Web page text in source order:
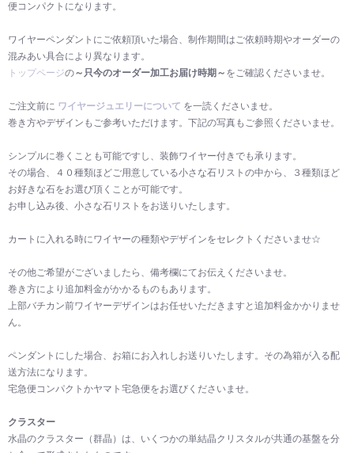
便コンパクトになります。
ワイヤーペンダントにご依頼頂いた場合、制作期間はご依頼時期やオーダーの
混みあい具合により異なります。
トップページの～只今のオーダー加工お届け時期～ をご確認くださいませ。
ご注文前に ワイヤージュエリーについて を一読くださいませ。
巻き方やデザインもご参考いただけます。下記の写真もご参照くださいませ。
シンプルに巻くことも可能ですし、装飾ワイヤー付きでも承ります。
その場合、４０種類ほどご用意している小さな石リストの中から、３種類ほど
お好きな石をお選び頂くことが可能です。
お申し込み後、小さな石リストをお送りいたします。
カートに入れる時にワイヤーの種類やデザインをセレクトくださいませ☆
その他ご希望がございましたら、備考欄にてお伝えくださいませ。
巻き方により追加料金がかかるものもあります。
上部バチカン前ワイヤーデザインはお任せいただきますと追加料金かかりませ
ん。
ペンダントにした場合、お箱にお入れしお送りいたします。その為箱が入る配
送方法になります。
宅急便コンパクトかヤマト宅急便をお選びくださいませ。
クラスター
水晶のクラスター（群晶）は、いくつかの単結晶クリスタルが共通の基盤を分